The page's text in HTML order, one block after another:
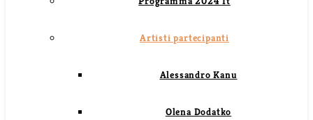
Artisti partecipanti
Alessandro Kanu
Olena Dodatko